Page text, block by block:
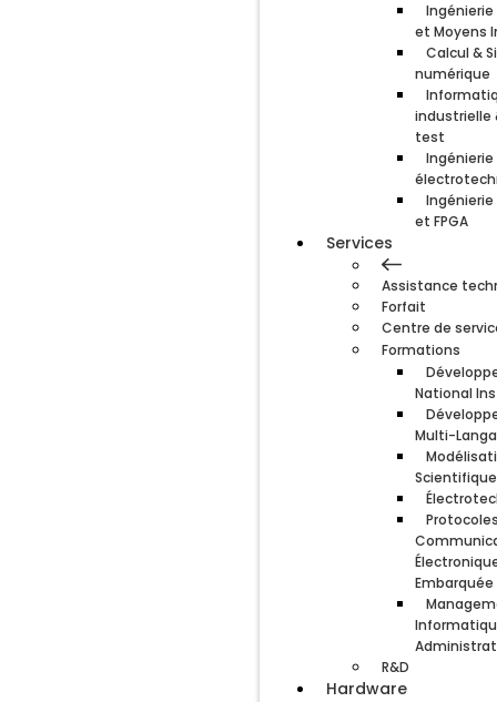
et Moyens
Calcul &
numérique
industrielle
test
et FPGA
Services
Assistance
Forfait
Centre de
Formations
National
Multi-
Embarquée
R&D
Hardware